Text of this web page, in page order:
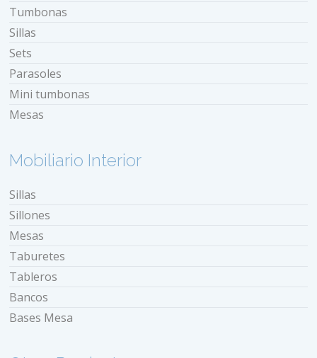
Tumbonas
Sillas
Sets
Parasoles
Mini tumbonas
Mesas
Mobiliario Interior
Sillas
Sillones
Mesas
Taburetes
Tableros
Bancos
Bases Mesa